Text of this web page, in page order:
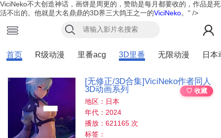
ViciNeko不大创造神话，画饼是周更的，赞助是每月都要收的，作品是死
活不出的。他就是大名鼎鼎的3D界三大鸽王之一的ViciNeko。" />
首页 R级动漫 里番acg 3D里番 无限动漫 日本
[无修正/3D合集]ViciNeko作者同人
3D动画系列
♡ 收藏
地区：日本
年代：2024
播放：621165 次
标签：